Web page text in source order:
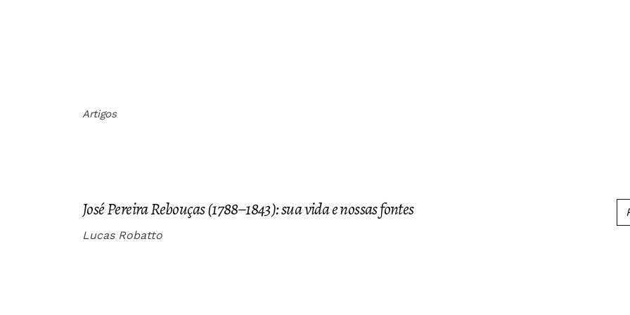
Artigos
José Pereira Rebouças (1788–1843): sua vida e nossas fontes
Lucas Robatto